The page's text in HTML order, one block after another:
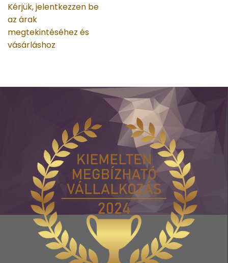
Kérjük, jelentkezzen be
az árak
megtekintéséhez és
vásárláshoz